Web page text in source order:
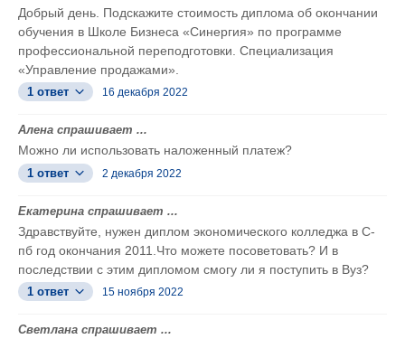
Добрый день. Подскажите стоимость диплома об окончании
обучения в Школе Бизнеса «Синергия» по программе
профессиональной переподготовки. Специализация
«Управление продажами».
1 ответ 16 декабря 2022
Алена спрашивает ...
Можно ли использовать наложенный платеж?
1 ответ 2 декабря 2022
Екатерина спрашивает ...
Здравствуйте, нужен диплом экономического колледжа в С-
пб год окончания 2011.Что можете посоветовать? И в
последствии с этим дипломом смогу ли я поступить в Вуз?
1 ответ 15 ноября 2022
Светлана спрашивает ...